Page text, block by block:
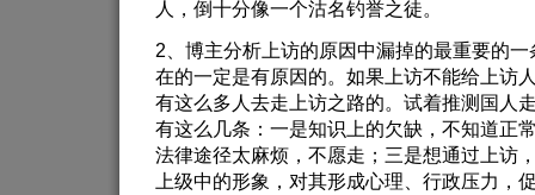
人，倒十分像一个沽名钓誉之徒。
2、博主分析上访的原因中漏掉的最重要的一
在的一定是有原因的。如果上访不能给上访
有这么多人去走上访之路的。试着推测国人
有这么几条：一是知识上的欠缺，不知道正
法律途径太麻烦，不愿走；三是想通过上访
上级中的形象，对其形成心理、行政压力，